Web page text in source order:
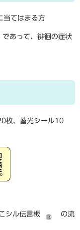
当てはまる方
あって、徘徊の症状
枚、蓄光シール10
シル伝言板 の流